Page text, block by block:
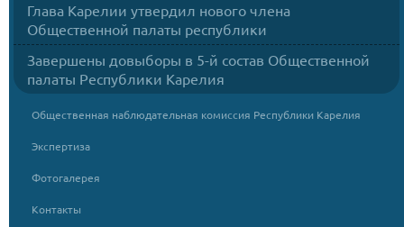
Глава Карелии утвердил нового члена
Общественной палаты республики
Завершены довыборы в 5-й состав Общественной
палаты Республики Карелия
Общественная наблюдательная комиссия Республики Карелия
Экспертиза
Фотогалерея
Контакты